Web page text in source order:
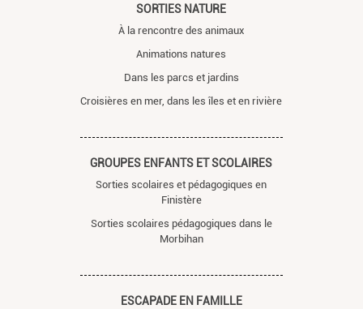
SORTIES NATURE
À la rencontre des animaux
Animations natures
Dans les parcs et jardins
Croisières en mer, dans les îles et en rivière
GROUPES ENFANTS ET SCOLAIRES
Sorties scolaires et pédagogiques en
Finistère
Sorties scolaires pédagogiques dans le
Morbihan
ESCAPADE EN FAMILLE